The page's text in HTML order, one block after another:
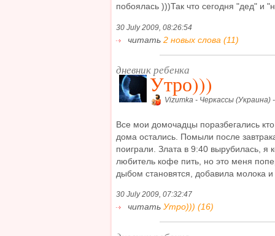
побоялась )))Так что сегодня "дед" и
30 July 2009, 08:26:54
читать 2 новых слова (11)
дневник ребенка
Утро)))
Vizumka - Черкассы (Украина)
Все мои домочадцы поразбегались
дома остались. Помыли после
поиграли. Злата в 9:40 вырубилась,
любитель кофе пить, но это меня
дыбом становятся, добавила молока
30 July 2009, 07:32:47
читать Утро))) (16)